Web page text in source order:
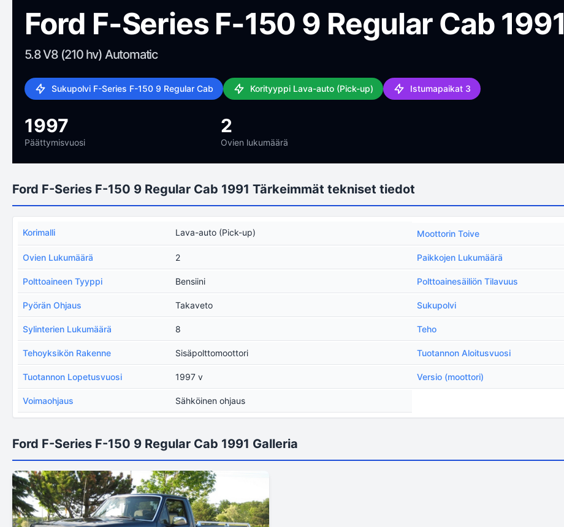
Ford F-Series F-150 9 Regular Cab 1991
5.8 V8 (210 hv) Automatic
Sukupolvi F-Series F-150 9 Regular Cab Korityyppi Lava-auto (Pick-up) Istumapaikat 3
1997
Päättymisvuosi
2
Ovien lukumäärä
Ford F-Series F-150 9 Regular Cab 1991 Tärkeimmät tekniset tiedot
Korimalli Lava-auto (Pick-up) Moottorin Toive
Ovien Lukumäärä 2 Paikkojen Lukumäärä
Polttoaineen Tyyppi Bensiini Polttoainesäiliön Tilavuus
Pyörän Ohjaus Takaveto Sukupolvi
Sylinterien Lukumäärä 8 Teho
Tehoyksikön Rakenne Sisäpolttomoottori Tuotannon Aloitusvuosi
Tuotannon Lopetusvuosi 1997 v Versio (moottori)
Voimaohjaus Sähköinen ohjaus
Ford F-Series F-150 9 Regular Cab 1991 Galleria